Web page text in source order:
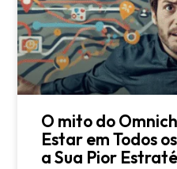
O mito do
Estar em Todos
a Sua Pior